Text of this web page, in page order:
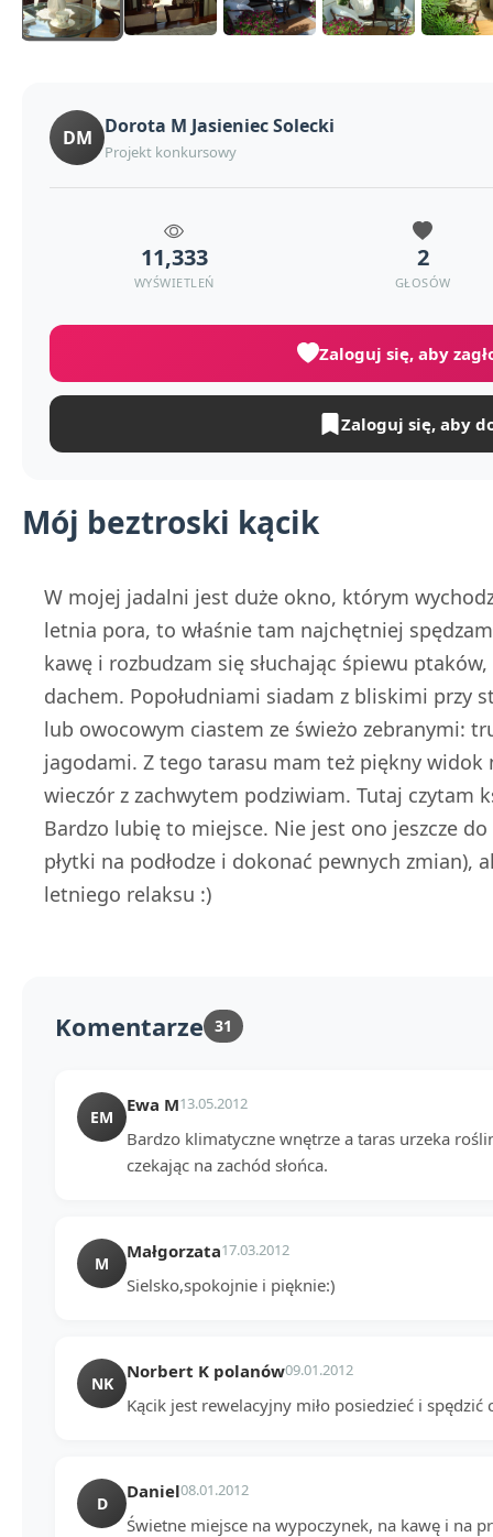
Mój beztroski kącik
W mojej jadalni jest duże okno, którym
letnia pora, to właśnie tam najchętniej
kawę i rozbudzam się słuchając śpiewu
dachem. Popołudniami siadam z bliskimi przy
lub owocowym ciastem ze świeżo zebranymi:
jagodami. Z tego tarasu mam też piękny widok
wieczór z zachwytem podziwiam. Tutaj czytam
Bardzo lubię to miejsce. Nie jest ono jeszcze
płytki na podłodze i dokonać pewnych zmian),
letniego relaksu :)
DM Dorota M Jasieniec Solecki
Projekt konkursowy
11,333
WYŚWIETLEŃ
2
GŁOSÓW
Zaloguj się, aby
Zaloguj się, aby
Komentarze 31
EM
Ewa M13.05.2012
Bardzo klimatyczne wnętrze a taras urzeka
czekając na zachód słońca.
M
Małgorzata17.03.2012
Sielsko,spokojnie i pięknie:)
NK
Norbert K polanów09.01.2012
Kącik jest rewelacyjny miło posiedzieć i spędzić
D
Daniel08.01.2012
Świetne miejsce na wypoczynek, na kawę i na